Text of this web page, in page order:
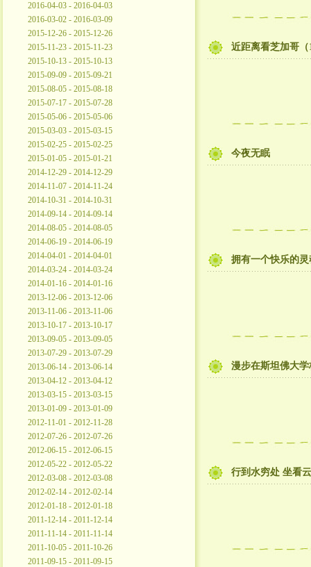
2016-04-03 - 2016-04-03
2016-03-02 - 2016-03-09
2015-12-26 - 2015-12-26
2015-11-23 - 2015-11-23
2015-10-13 - 2015-10-13
2015-09-09 - 2015-09-21
2015-08-05 - 2015-08-18
2015-07-17 - 2015-07-28
2015-05-06 - 2015-05-06
2015-03-03 - 2015-03-15
2015-02-25 - 2015-02-25
2015-01-05 - 2015-01-21
2014-12-29 - 2014-12-29
2014-11-07 - 2014-11-24
2014-10-31 - 2014-10-31
2014-09-14 - 2014-09-14
2014-08-05 - 2014-08-05
2014-06-19 - 2014-06-19
2014-04-01 - 2014-04-01
2014-03-24 - 2014-03-24
2014-01-16 - 2014-01-16
2013-12-06 - 2013-12-06
2013-11-06 - 2013-11-06
2013-10-17 - 2013-10-17
2013-09-05 - 2013-09-05
2013-07-29 - 2013-07-29
2013-06-14 - 2013-06-14
2013-04-12 - 2013-04-12
2013-03-15 - 2013-03-15
2013-01-09 - 2013-01-09
2012-11-01 - 2012-11-28
2012-07-26 - 2012-07-26
2012-06-15 - 2012-06-15
2012-05-22 - 2012-05-22
2012-03-08 - 2012-03-08
2012-02-14 - 2012-02-14
2012-01-18 - 2012-01-18
2011-12-14 - 2011-12-14
2011-11-14 - 2011-11-14
2011-10-05 - 2011-10-26
2011-09-15 - 2011-09-15
近距离看芝加哥
今夜无眠
拥有一个快乐的灵
漫步在斯坦佛大学
行到水穷处 坐看